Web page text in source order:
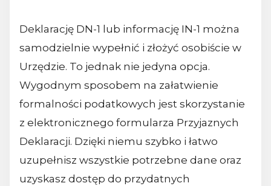
Deklarację DN-1 lub informację IN-1 można
samodzielnie wypełnić i złożyć osobiście w
Urzędzie. To jednak nie jedyna opcja.
Wygodnym sposobem na załatwienie
formalności podatkowych jest skorzystanie
z elektronicznego formularza Przyjaznych
Deklaracji. Dzięki niemu szybko i łatwo
uzupełnisz wszystkie potrzebne dane oraz
uzyskasz dostęp do przydatnych